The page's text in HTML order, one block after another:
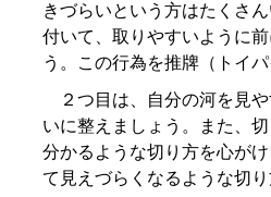
きづらいという方はたくさ
付いて、取りやすいように
う。この行為を推牌（トイパ
２つ目は、自分の河を見
いに整えましょう。また、
分かるような切り方を心が
て見えづらくなるような切り